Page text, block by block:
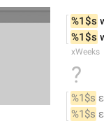
%1$s
%1$s
xWeeks
?
%1$s
%1$s